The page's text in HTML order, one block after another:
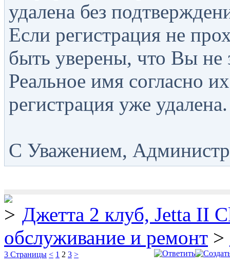
удалена без
Если регистрация не
быть уверены, что Вы не
Реальное имя согласно
регистрация уже удалена.
С Уважением,
Джетта 2 клуб, Jetta II
обслуживание и ремонт >
3 Страницы < 1 2 3 >